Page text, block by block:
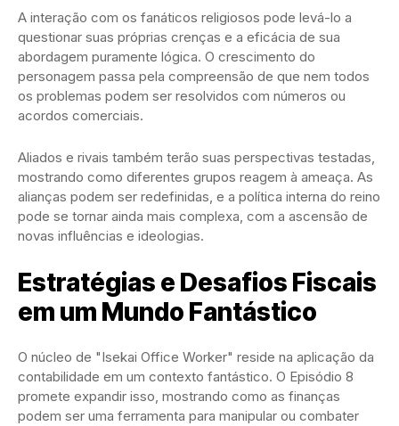
A interação com os fanáticos religiosos pode levá-lo a
questionar suas próprias crenças e a eficácia de sua
abordagem puramente lógica. O crescimento do
personagem passa pela compreensão de que nem todos
os problemas podem ser resolvidos com números ou
acordos comerciais.
Aliados e rivais também terão suas perspectivas testadas,
mostrando como diferentes grupos reagem à ameaça. As
alianças podem ser redefinidas, e a política interna do reino
pode se tornar ainda mais complexa, com a ascensão de
novas influências e ideologias.
Estratégias e Desafios Fiscais
em um Mundo Fantástico
O núcleo de "Isekai Office Worker" reside na aplicação da
contabilidade em um contexto fantástico. O Episódio 8
promete expandir isso, mostrando como as finanças
podem ser uma ferramenta para manipular ou combater